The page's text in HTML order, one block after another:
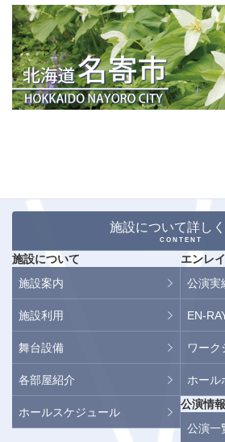
施設について詳し
CONTENT
施設について
施設案内
施設利用
舞台設備
各部屋紹介
ホールスケジュール
エンレ
公演実
EN-
ワーク
ホール
公演情報
公演一